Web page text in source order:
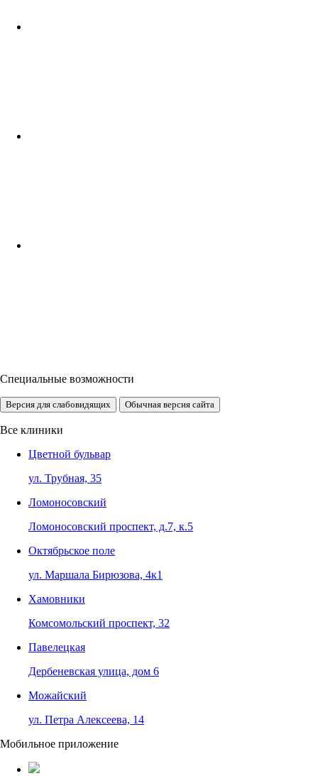
Специальные возможности
Версия для слабовидящих Обычная версия сайта
Все клиники
Цветной бульвар
ул. Трубная, 35
Ломоносовский
Ломоносовский проспект, д.7, к.5
Октябрьское поле
ул. Маршала Бирюзова, 4к1
Хамовники
Комсомольский проспект, 32
Павелецкая
Дербеневская улица, дом 6
Можайский
ул. Петра Алексеева, 14
Мобильное приложение